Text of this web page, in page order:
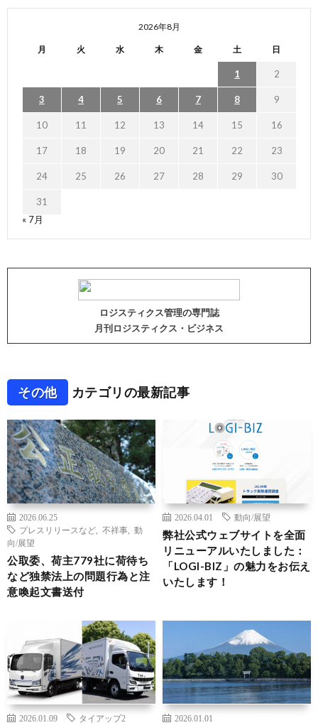
2026年8月
月 火 水 木 金 土 日
1 2
3 4 5 6 7 8 9
10 11 12 13 14 15 16
17 18 19 20 21 22 23
24 25 26 27 28 29 30
31
« 7月
ロジスティクス管理の専門誌
月刊ロジスティクス・ビジネス
その他 カテゴリの最新記事
2026.06.25
プレスリリースなど
不祥事
動
向/展望
公取委、荷主779社に荷待ち
など独禁法上の問題行為と注
意喚起文書送付
2026.04.01 動向/展望
弊社公式ウェブサイトを全面
リニューアルいたしました：
「LOGI-BIZ」の魅力をお伝え
いたします！
2026.01.09 タイアップ2
2026.01.01